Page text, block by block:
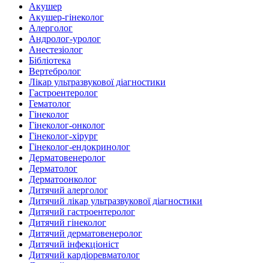
Акушер
Акушер-гінеколог
Алерголог
Андролог-уролог
Анестезіолог
Бібліотека
Вертебролог
Лікар ультразвукової діагностики
Гастроентеролог
Гематолог
Гінеколог
Гінеколог-онколог
Гінеколог-хірург
Гінеколог-ендокринолог
Дерматовенеролог
Дерматолог
Дерматоонколог
Дитячий алерголог
Дитячий лікар ультразвукової діагностики
Дитячий гастроентеролог
Дитячий гінеколог
Дитячий дерматовенеролог
Дитячий інфекціоніст
Дитячий кардіоревматолог